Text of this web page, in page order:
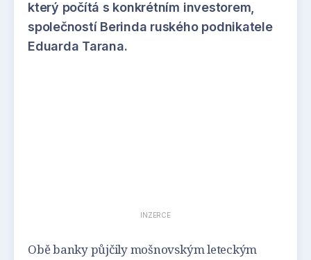
který počítá s konkrétním investorem,
společností Berinda ruského podnikatele
Eduarda Tarana.
INZERCE
Obě banky půjčily mošnovským leteckým